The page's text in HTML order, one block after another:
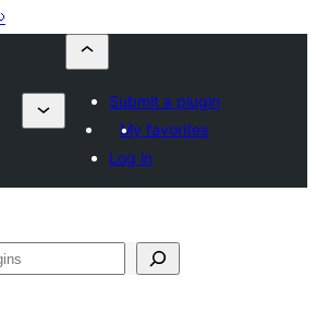
Submit a plugin
My favorites
Log in